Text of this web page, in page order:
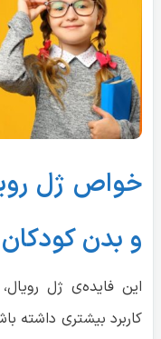
خواص ژل
و بدن کودکان
این فایده‌ی ژل
کاربرد بیشتری داشته